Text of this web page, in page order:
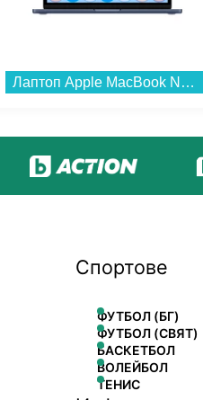
Лаптоп Apple MacBook Neo 13" 512GB Indigo mhfg4 , 13.00 , 512 , 8 , Apple A18 Pro 5 Core GPU , Apple A18 Pro 6 Core , Mac OS...
Спортове
ФУТБОЛ (БГ)
ФУТБОЛ (СВЯТ)
БАСКЕТБОЛ
ВОЛЕЙБОЛ
ТЕНИС